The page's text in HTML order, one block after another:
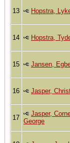
13 Hopstra,
14 Hopstra,
15 Jansen,
16 Jasper,
17
Jasper,
George